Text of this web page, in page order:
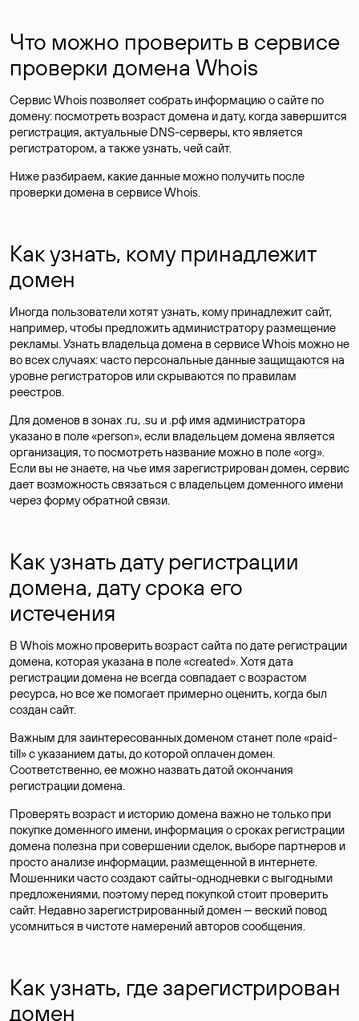
Что можно проверить в сервисе
проверки домена Whois
Сервис Whois позволяет собрать информацию о сайте по
домену: посмотреть возраст домена и дату, когда завершится
регистрация, актуальные DNS-серверы, кто является
регистратором, а также узнать, чей сайт.
Ниже разбираем, какие данные можно получить после
проверки домена в сервисе Whois.
Как узнать, кому принадлежит
домен
Иногда пользователи хотят узнать, кому принадлежит сайт,
например, чтобы предложить администратору размещение
рекламы. Узнать владельца домена в сервисе Whois можно не
во всех случаях: часто персональные данныезащищаются на
уровне регистраторов или скрываются по правилам
реестров.
Для доменов в зонах .ru, .su и .рф имя администратора
указано в поле «person», если владельцем домена является
организация, то посмотреть название можно в поле «org».
Если вы не знаете, на чье имя зарегистрирован домен, сервис
дает возможность связаться с владельцем доменного имени
через форму обратной связи.
Как узнать дату регистрации
домена, дату срока его
истечения
В Whois можно проверить возраст сайта по дате регистрации
домена, которая указана в поле «created». Хотя дата
регистрации домена не всегда совпадает с возрастом
ресурса, но все же помогает примерно оценить, когда был
создан сайт.
Важным для заинтересованных доменом станет поле «paid-
till» с указанием даты, до которой оплачен домен.
Соответственно, ее можно назвать датой окончания
регистрации домена.
Проверять возраст и историю домена важно не только при
покупке доменного имени, информация о сроках регистрации
домена полезна при совершении сделок, выборе партнеров и
просто анализе информации, размещенной в интернете.
Мошенники часто создают сайты-однодневки с выгодными
предложениями, поэтому перед покупкой стоит проверить
сайт. Недавно зарегистрированный домен — веский повод
усомниться в чистоте намерений авторов сообщения.
Как узнать, где зарегистрирован
домен